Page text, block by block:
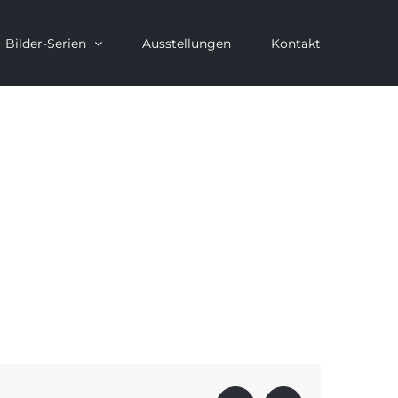
Bilder-Serien Ausstellungen Kontakt